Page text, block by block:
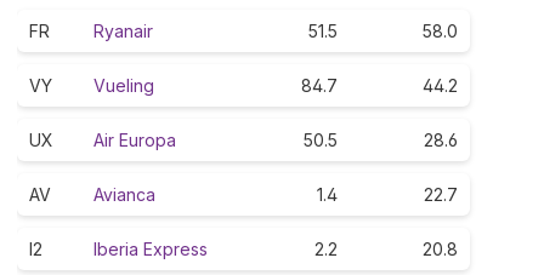
FR Ryanair 51.5 58.0
VY Vueling 84.7 44.2
UX Air Europa 50.5 28.6
AV Avianca 1.4 22.7
I2 Iberia Express 2.2 20.8